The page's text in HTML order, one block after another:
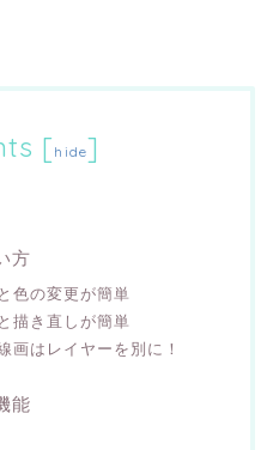
[ hide]
方
色の変更が簡単
描き直しが簡単
画はレイヤーを別に！
能